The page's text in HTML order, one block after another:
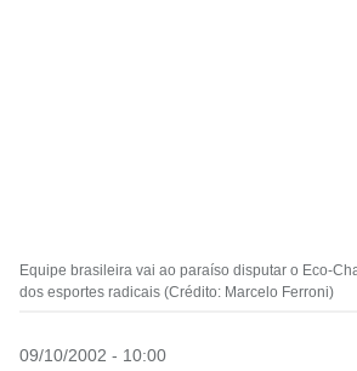
Equipe brasileira vai ao paraíso disputar o Eco-
dos esportes radicais (Crédito: Marcelo Ferroni)
09/10/2002 - 10:00